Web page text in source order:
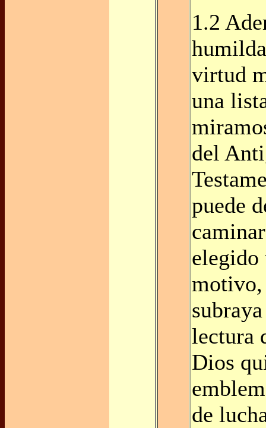
1.2
virtud
una
del
puede
elegido
motivo,
lectura
Dios
de